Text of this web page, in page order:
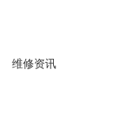
维修资讯